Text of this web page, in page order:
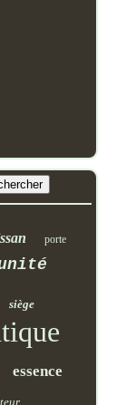
porte
siège
essence